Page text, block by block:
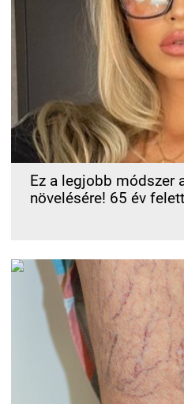
Ez a legjobb módszer
növelésére! 65 év